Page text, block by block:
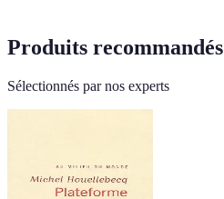
Produits recommandés
Sélectionnés par nos experts